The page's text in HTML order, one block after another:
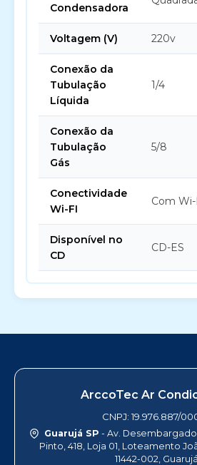
Condensadora
Voltagem (V) 220v
Conexão da
Tubulação
Líquida
1/4
Conexão da
Tubulação
Gás
5/8
Conectividade
Wi-FI
Com Wi-
Disponível no
CD
CD-ES
ArccoTec Ar
CNPJ: 19.976.887/
Guarujá SP - Av.
Pinto, 418, Loja 01, Loteamento
11442-002,